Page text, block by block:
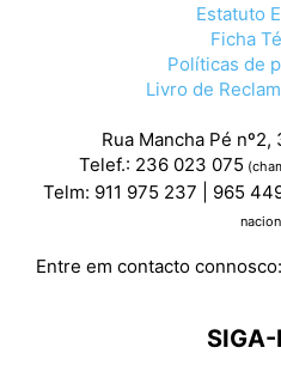
Estatuto
Ficha
Políticas de
Livro de
Rua Mancha Pé
Telef.: 236 023 075
Telm: 911 975 237 | 965
Entre em contacto connosco: